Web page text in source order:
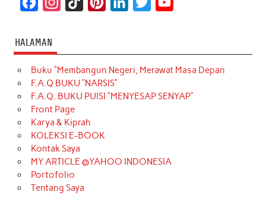
c
e
b
o
o
k
t
a
g
r
a
m
T
o
k
t
e
r
k
e
d
t
t
e
T
u
b
HALAMAN
Buku “Membangun Negeri, Merawat Masa Depan
F.A.Q BUKU “NARSIS”
F.A.Q. BUKU PUISI “MENYESAP SENYAP”
Front Page
Karya & Kiprah
KOLEKSI E-BOOK
Kontak Saya
MY ARTICLE @YAHOO INDONESIA
Portofolio
Tentang Saya